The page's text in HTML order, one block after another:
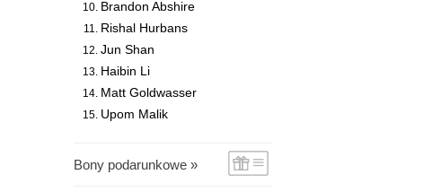
Brandon Abshire
Rishal Hurbans
Jun Shan
Haibin Li
Matt Goldwasser
Upom Malik
Bony podarunkowe »